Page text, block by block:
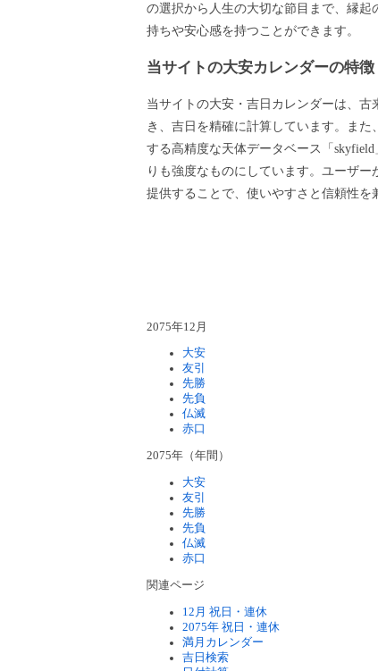
の選択から人生の大切な節目まで、縁
持ちや安心感を持つことができます。
当サイトの大安カレンダーの特徴
当サイトの大安・吉日カレンダーは、
き、吉日を精確に計算しています。ま
する高精度な天体データベース「
りも強度なものにしています。ユーザ
提供することで、使いやすさと信頼性を
2075年12月
大安
友引
先勝
先負
仏滅
赤口
2075年（年間）
大安
友引
先勝
先負
仏滅
赤口
関連ページ
12月 祝日・連休
2075年 祝日・連休
満月カレンダー
吉日検索